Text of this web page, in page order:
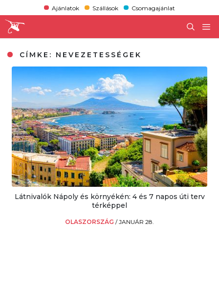
Ajánlatok Szállások Csomagajánlat
CÍMKE: NEVEZETESSÉGEK
Látnivalók Nápoly és környékén: 4 és 7 napos úti terv
térképpel
OLASZORSZÁG /JANUÁR 28.